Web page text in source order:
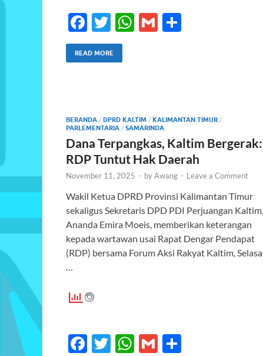
F
ac
e
o
k
T
w
itt
W
p
p
G
READ MORE
BERANDA / DPRD KALTIM / KALIMANTAN TIMUR /
PARLEMENTARIA / SAMARINDA
Dana Terpangkas, Kaltim Bergerak:
RDP Tuntut Hak Daerah
November 11, 2025 - byAwang - Leave a Comment
Wakil Ketua DPRD Provinsi Kalimantan Timur
sekaligus Sekretaris DPD PDI Perjuangan Kaltim,
Ananda Emira Moeis, memberikan keterangan
kepada wartawan usai Rapat Dengar Pendapat
(RDP) bersama Forum Aksi Rakyat Kaltim, Selasa
F
T
W G